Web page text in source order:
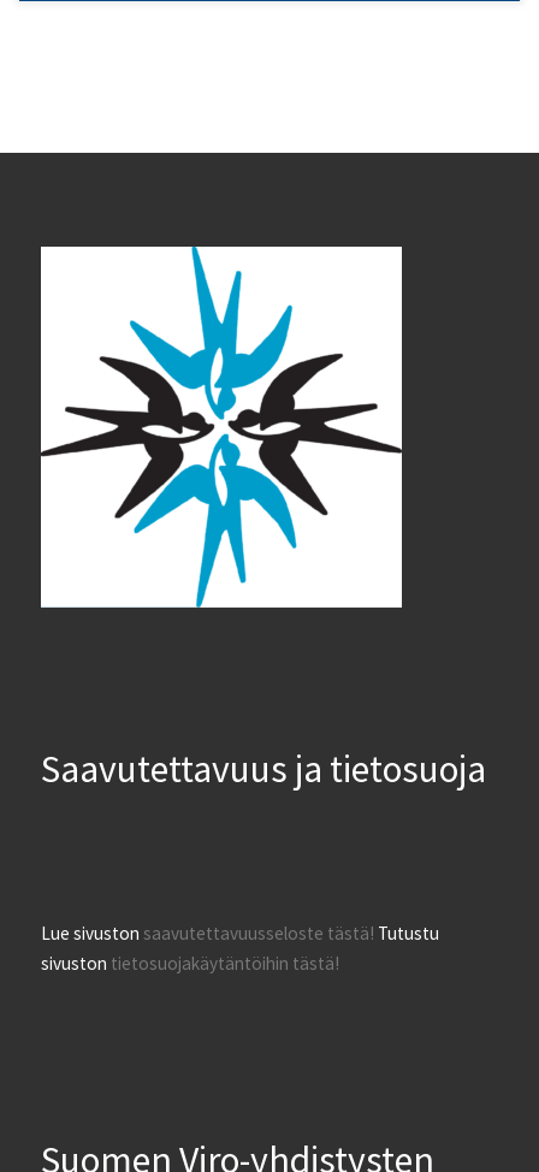
Saavutettavuus ja tietosuoja
Lue sivustonsaavutettavuusseloste tästä! Tutustu
sivuston tietosuojakäytäntöihin tästä!
Suomen Viro-yhdistysten